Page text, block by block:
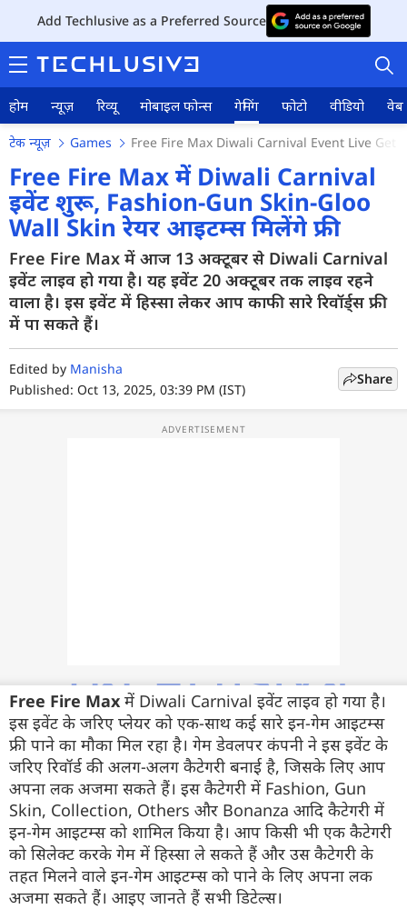
Add Techlusive as a Preferred Source
होम न्यूज़ रिव्यू मोबाइल फोन्स गेमिंग फोटो वीडियो वेब
होम
न्यूज़
रिव्यू
मोबाइल फोन्स
गेमिंग
टेक न्यूज़ Games Free Fire Max Diwali Carnival Event Live Get
Free Fire Max में Diwali Carnival
इवेंट शुरू, Fashion-Gun Skin-Gloo
Wall Skin रेयर आइटम्स मिलेंगे फ्री
Free Fire Max में आज 13 अक्टूबर से Diwali Carnival
इवेंट लाइव हो गया है। यह इवेंट 20 अक्टूबर तक लाइव रहने
वाला है। इस इवेंट में हिस्सा लेकर आप काफी सारे रिवॉर्ड्स फ्री
में पा सकते हैं।
Edited by Manisha
Published: Oct 13, 2025, 03:39 PM (IST)
Share
Free Fire Max में Diwali Carnival इवेंट लाइव हो गया है।
इस इवेंट के जरिए प्लेयर को एक-साथ कई सारे इन-गेम आइटम्स
फ्री पाने का मौका मिल रहा है। गेम डेवलपर कंपनी ने इस इवेंट के
जरिए रिवॉर्ड की अलग-अलग कैटेगरी बनाई है, जिसके लिए आप
अपना लक अजमा सकते हैं। इस कैटेगरी में Fashion, Gun
Skin, Collection, Others और Bonanza आदि कैटेगरी में
इन-गेम आइटम्स को शामिल किया है। आप किसी भी एक कैटेगरी
को सिलेक्ट करके गेम में हिस्सा ले सकते हैं और उस कैटेगरी के
तहत मिलने वाले इन-गेम आइटम्स को पाने के लिए अपना लक
अजमा सकते हैं। आइए जानते हैं सभी डिटेल्स।